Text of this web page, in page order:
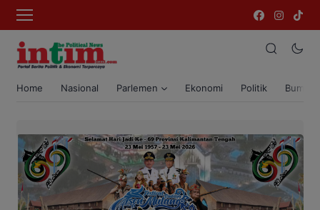
Home Nasional Parlemen Ekonomi Politik Bumi